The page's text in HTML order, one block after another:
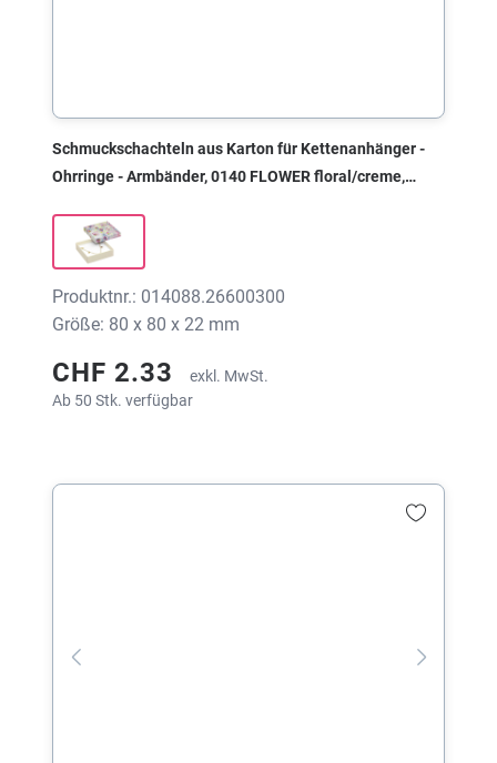
Schmuckschachteln aus Karton für Kettenanhänger -
Ohrringe - Armbänder, 0140 FLOWER floral/creme,
Produktnr.: 014088.26600300
Größe: 80 x 80 x 22 mm
CHF 2.33
exkl. MwSt.
Ab 50 Stk. verfügbar